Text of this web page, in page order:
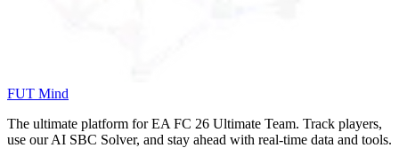
FUT Mind
The ultimate platform for EA FC 26 Ultimate Team. Track players,
use our AI SBC Solver, and stay ahead with real-time data and tools.